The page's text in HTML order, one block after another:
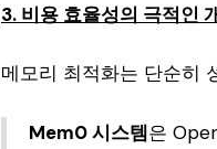
3. 비용 효율성의 극적인
메모리 최적화는 단순히
Mem0 시스템은